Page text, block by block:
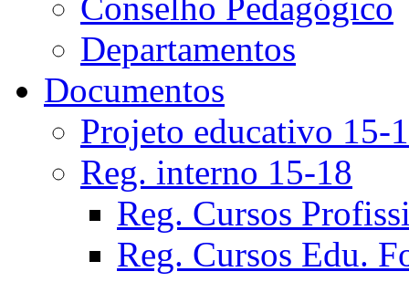
Departamentos
Documentos
Projeto educativo 15-
Reg. interno 15-18
Reg. Cursos
Reg. Cursos Edu.